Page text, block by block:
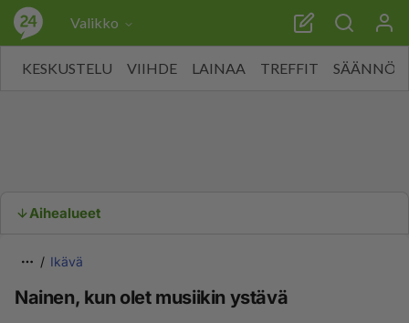
Valikko
KESKUSTELU VIIHDE LAINAA TREFFIT SÄÄNNÖT
Aihealueet
Ikävä
Nainen, kun olet musiikin ystävä